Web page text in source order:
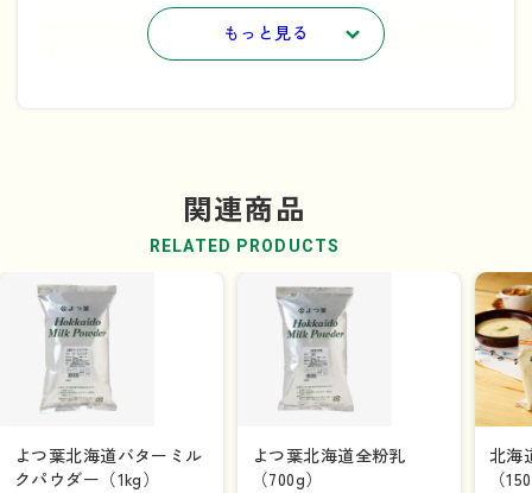
もっと見る
関連商品
RELATED PRODUCTS
よつ葉北海道バターミル
クパウダー（1kg）
よつ葉北海道全粉乳
（700g）
北海
（